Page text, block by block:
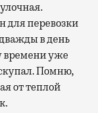
для перевозки
в день
времени уже
Помню,
от теплой